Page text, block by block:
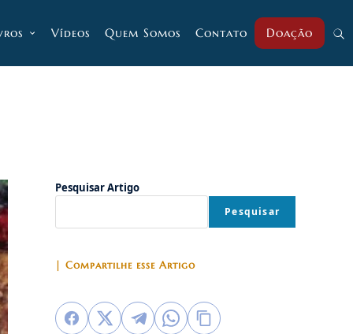
Vídeos Quem Somos Contato Doação
Pesquisar Artigo
Pesquisar
| Compartilhe esse Artigo